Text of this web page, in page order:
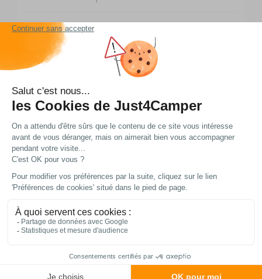
Modèle :
Type de fixation : Horizontale
EAN :
Livraison et retour
DPD Relais
2,95 € offert dès 49 € d'achat